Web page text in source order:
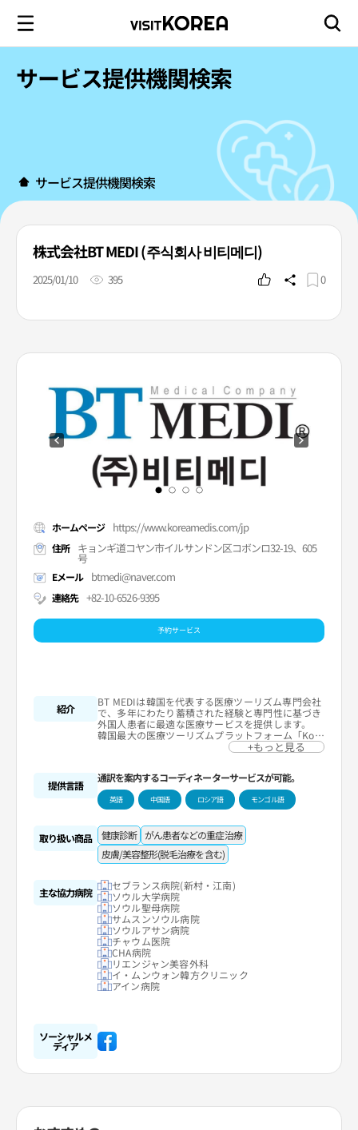
サービス提供機関検索
サービス提供機関検索
株式会社BT MEDI (주식회사 비티메디)
2025/01/10 395 0
ホームページ https://www.koreamedis.com/jp
住所 キョンギ道コヤン市イルサンドン区コボンロ32-19、605
号
Eメール btmedi@naver.com
連絡先 +82-10-6526-9395
予約サービス
紹介
BT MEDIは韓国を代表する医療ツーリズム専門会社
で、多年にわたり蓄積された経験と専門性に基づき
外国人患者に最適な医療サービスを提供します。
韓国最大の医療ツーリズムプラットフォーム「Kore
amedis.com」を運営しており、病院の予約、医療
通訳、宿泊・交通支援などワンストップのコンシェ
ツーリズムをお約束します。
同社は患者さんの健康と満足を最優先に考え、一人
一人のご要望に合わせたオーダーメイド医療ソリュ
ーションを提供します。韓国で信頼できるパートナ
ーとして最上の医療サービスを提供するために努力
を惜しまない同社とともに、安全で便利な韓国医療
ツーリズムを始めてみませんか。
+もっと見る
提供言語
通訳を案内するコーディネーターサービスが可能。
英語 中国語 ロシア語 モンゴル語
取り扱い商品 健康診断 がん患者などの重症治療
皮膚/美容整形(脱毛治療を含む)
主な協力病院
セブランス病院(新村・江南)
ソウル大学病院
ソウル聖母病院
サムスンソウル病院
ソウルアサン病院
チャウム医院
CHA病院
リエンジャン美容外科
イ・ムンウォン韓方クリニック
アイン病院
ソーシャルメ
ディア